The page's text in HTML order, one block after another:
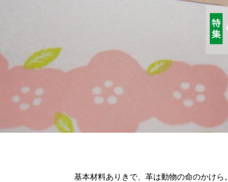
基本材料ありきで、革は動物の命のかけら。